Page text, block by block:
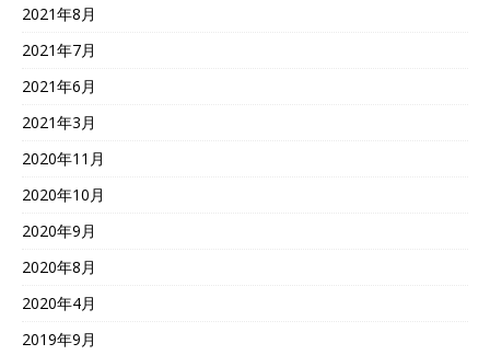
2021年8月
2021年7月
2021年6月
2021年3月
2020年11月
2020年10月
2020年9月
2020年8月
2020年4月
2019年9月